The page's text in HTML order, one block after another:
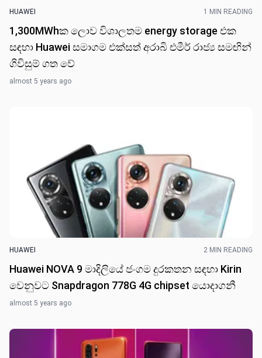
HUAWEI 1 MIN READING
1,300MWhක ලොව විශාලත​ම energy storage එක
සඳහා Huawei සමාගම එක්සත් අරාබි එමීර් රාජ්‍ය සමඟින්
ගිවිසුම් ගත ​වේ
almost 5 years ago
HUAWEI 2 MIN READING
Huawei NOVA 9 මාදිලියේ ජංගම දුරකතන සඳහා Kirin
වෙනුවට Snapdragon 778G 4G chipset යොදාගනී
almost 5 years ago